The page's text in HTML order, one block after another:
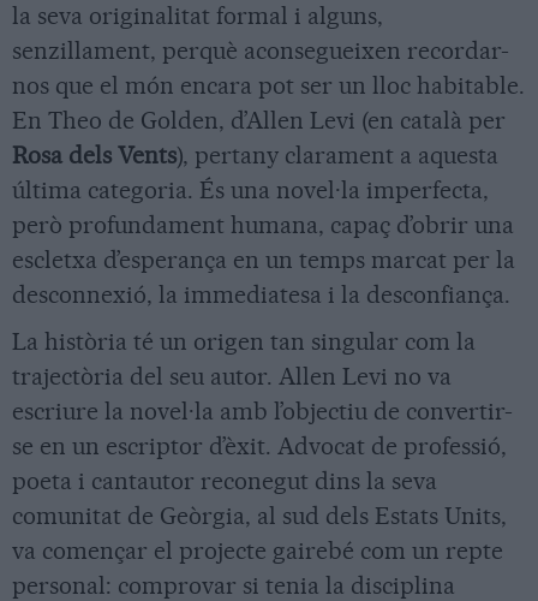
la seva originalitat formal i alguns,
senzillament, perquè aconsegueixen recordar-
nos que el món encara pot ser un lloc habitable.
En Theo de Golden, d’Allen Levi (en català per
Rosa dels Vents), pertany clarament a aquesta
última categoria. És una novel·la imperfecta,
però profundament humana, capaç d’obrir una
escletxa d’esperança en un temps marcat per la
desconnexió, la immediatesa i la desconfiança.
La història té un origen tan singular com la
trajectòria del seu autor. Allen Levi no va
escriure la novel·la amb l’objectiu de convertir-
se en un escriptor d’èxit. Advocat de professió,
poeta i cantautor reconegut dins la seva
comunitat de Geòrgia, al sud dels Estats Units,
va començar el projecte gairebé com un repte
personal: comprovar si tenia la disciplina